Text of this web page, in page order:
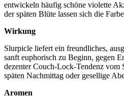
entwickeln häufig schöne violette
der späten Blüte lassen sich die
Wirkung
Slurpicle liefert ein freundliches,
sanft euphorisch zu Beginn, gegen
dezenter Couch-Lock-Tendenz vom
späten Nachmittag oder gesellige
Aromen